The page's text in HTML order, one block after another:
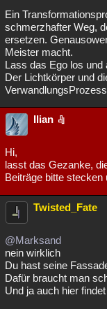
Ein
schmerzhafter Weg,
ersetzen.
Meister macht.
Lass das Ego los und
Der Lichtkörper und
Ilian
Hi,
lasst das Gezanke,
Beiträge bitte
Twisted_Fate
@Marksand
nein wirklich
Du hast seine
Dafür braucht man
Und ja auch hier